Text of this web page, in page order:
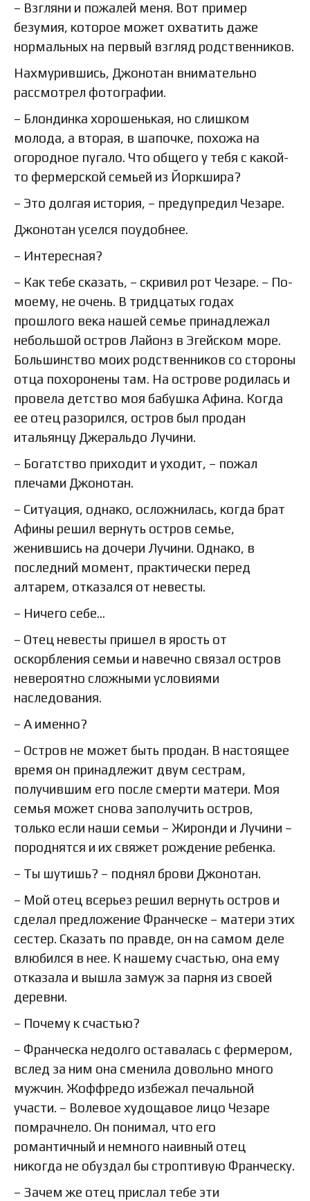
– Взгляни и пожалей меня. Вот пример
безумия, которое может охватить даже
нормальных на первый взгляд родственников.
Нахмурившись, Джонотан внимательно
рассмотрел фотографии.
– Блондинка хорошенькая, но слишком
молода, а вторая, в шапочке, похожа на
огородное пугало. Что общего у тебя с какой-
то фермерской семьей из Йоркшира?
– Это долгая история, – предупредил Чезаре.
Джонотан уселся поудобнее.
– Интересная?
– Как тебе сказать, – скривил рот Чезаре. – По-
моему, не очень. В тридцатых годах
прошлого века нашей семье принадлежал
небольшой остров Лайонз в Эгейском море.
Большинство моих родственников со стороны
отца похоронены там. На острове родилась и
провела детство моя бабушка Афина. Когда
ее отец разорился, остров был продан
итальянцу Джеральдо Лучини.
– Богатство приходит и уходит, – пожал
плечами Джонотан.
– Ситуация, однако, осложнилась, когда брат
Афины решил вернуть остров семье,
женившись на дочери Лучини. Однако, в
последний момент, практически перед
алтарем, отказался от невесты.
– Ничего себе…
– Отец невесты пришел в ярость от
оскорбления семьи и навечно связал остров
невероятно сложными условиями
наследования.
– А именно?
– Остров не может быть продан. В настоящее
время он принадлежит двум сестрам,
получившим его после смерти матери. Моя
семья может снова заполучить остров,
только если наши семьи – Жиронди и Лучини –
породнятся и их свяжет рождение ребенка.
– Ты шутишь? – поднял брови Джонотан.
– Мой отец всерьез решил вернуть остров и
сделал предложение Франческе – матери этих
сестер. Сказать по правде, он на самом деле
влюбился в нее. К нашему счастью, она ему
отказала и вышла замуж за парня из своей
деревни.
– Почему к счастью?
– Франческа недолго оставалась с фермером,
вслед за ним она сменила довольно много
мужчин. Жоффредо избежал печальной
участи. – Волевое худощавое лицо Чезаре
помрачнело. Он понимал, что его
романтичный и немного наивный отец
никогда не обуздал бы строптивую Франческу.
– Зачем же отец прислал тебе эти